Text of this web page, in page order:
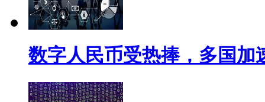
数字人民币受热捧，多国加